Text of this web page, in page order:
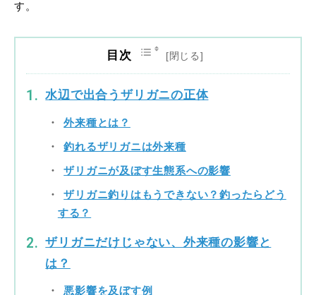
す。
目次
水辺で出合うザリガニの正体
外来種とは？
釣れるザリガニは外来種
ザリガニが及ぼす生態系への影響
ザリガニ釣りはもうできない？釣ったらどう
する？
ザリガニだけじゃない、外来種の影響と
は？
悪影響を及ぼす例